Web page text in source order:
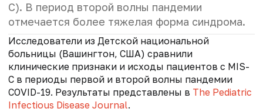
C). В период второй волны пандемии
отмечается более тяжелая форма синдрома.
Исследователи из Детской национальной
больницы (Вашингтон, США) сравнили
клинические признаки и исходы пациентов с MIS-
C в периоды первой и второй волны пандемии
COVID-19. Результаты представлены в The Pediatric
Infectious Disease Journal.